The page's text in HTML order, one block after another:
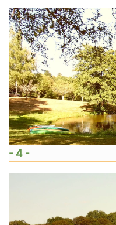
- 4 -